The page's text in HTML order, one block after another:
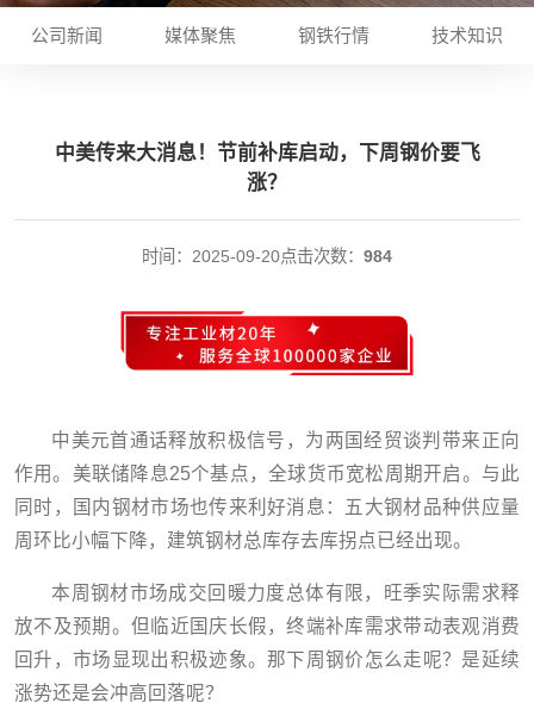
公司新闻 媒体聚焦 钢铁行情 技术知识
中美传来大消息！节前补库启动，下周钢价要飞
涨？
时间：2025-09-20点击次数： 984
中美元首通话释放积极信号，为两国经贸谈判带来正向
作用。美联储降息25个基点，全球货币宽松周期开启。 与此
同时，国内钢材市场也传来利好消息：五大钢材品种供应量
周环比小幅下降，建筑钢材总库存去库拐点已经出现。
本周钢材市场成交回暖力度总体有限，旺季实际需求释
放不及预期。但临近国庆长假，终端补库需求带动表观消费
回升，市场显现出积极迹象。那下周钢价怎么走呢？是延续
涨势还是会冲高回落呢？